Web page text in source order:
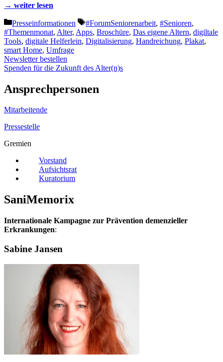
→ weiter lesen
Kategorien
Presseinformationen Schlagwörter
#ForumSeniorenarbeit, #Senioren,
#Themenmonat, Alter, Apps, Broschüre, Das eigene Altern, digiltale
Tools, digitale Helferlein, Digitalisierung, Handreichung, Plakat,
smart Home, Umfrage
Newsletter bestellen
Spenden für die Zukunft des Alter(n)s
Ansprechpersonen
Mitarbeitende
Pressestelle
Gremien
Vorstand
Aufsichtsrat
Kuratorium
SaniMemorix
Internationale Kampagne zur Prävention demenzieller
Erkrankungen:
Sabine Jansen